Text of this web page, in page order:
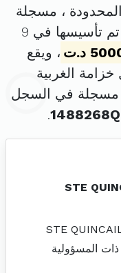
، مسجلة
. تم تأسيسها في 9
د.ت
، ويقع
الغربية
مسجلة في السجل
1488268Q
.
STE
STE
المسؤولية